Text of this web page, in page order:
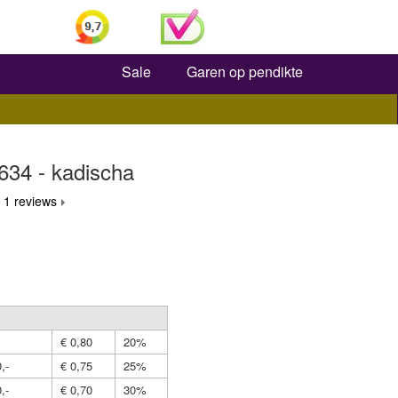
Zoeken
Sale Garen op pendikte
- kadischa
1 reviews
€ 0,80
20%
€ 0,75
25%
€ 0,70
30%